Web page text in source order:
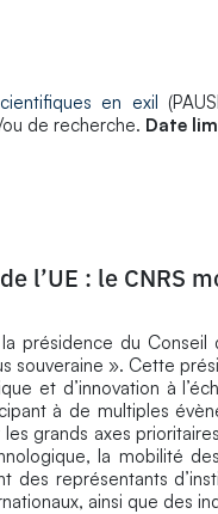
en exil
de recherche. Date
l’UE : le CNRS
présidence du Conseil
souveraine ». Cette
et d’innovation à
à de multiples
grands axes
la mobilité
des représentants
ainsi que des